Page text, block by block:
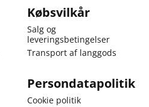
Købsvilkår
Salg og
leveringsbetingelser
Transport af langgods
Persondatapolitik
Cookie politik